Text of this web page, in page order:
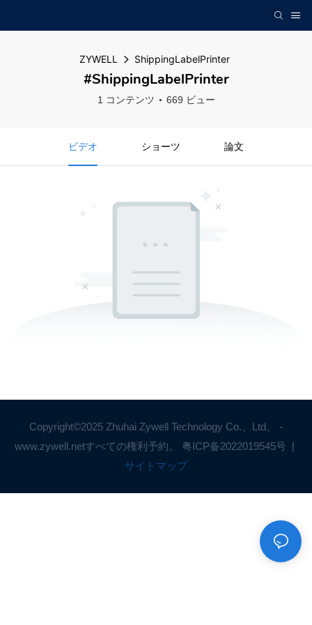
ZYWELL ShippingLabelPrinter
#ShippingLabelPrinter
1 コンテンツ 669 ビュー
ビデオ ショーツ 論文
Copyright©2025 Zhuhai Zywell Technology Co.、Ltd。 -
www.zywell.netすべての権利予約。 粤ICP备2022019545号 |
サイトマップ